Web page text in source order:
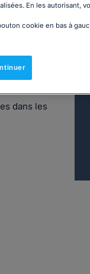
et
dans les
En les autorisant,
cookie en bas à